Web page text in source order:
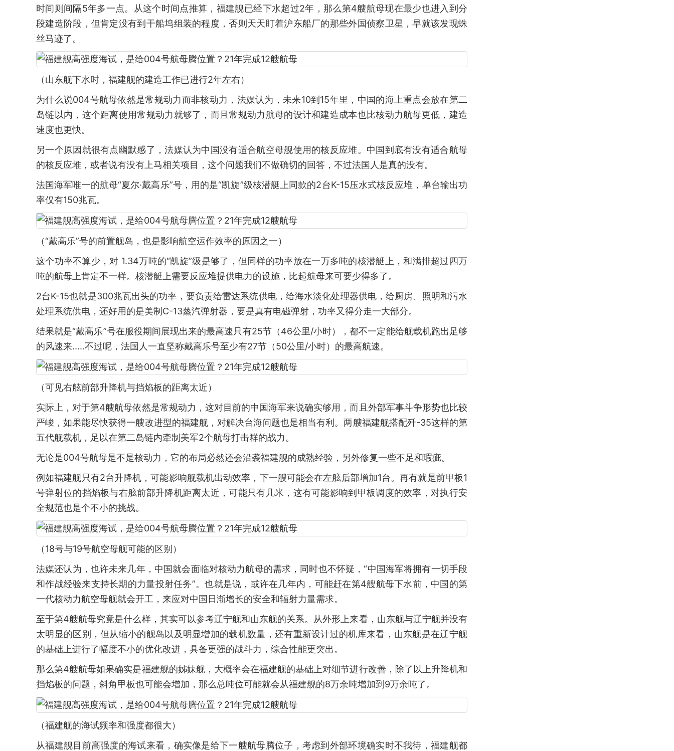
时间则间隔5年多一点。从这个时间点推算，福建舰已经下水超过2年，那么第4艘航母现在最少也进入到分
段建造阶段，但肯定没有到干船坞组装的程度，否则天天盯着沪东船厂的那些外国侦察卫星，早就该发现蛛
丝马迹了。
（山东舰下水时，福建舰的建造工作已进行2年左右）
为什么说004号航母依然是常规动力而非核动力，法媒认为，未来10到15年里，中国的海上重点会放在第二
岛链以内，这个距离使用常规动力就够了，而且常规动力航母的设计和建造成本也比核动力航母更低，建造
速度也更快。
另一个原因就很有点幽默感了，法媒认为中国没有适合航空母舰使用的核反应堆。中国到底有没有适合航母
的核反应堆，或者说有没有上马相关项目，这个问题我们不做确切的回答，不过法国人是真的没有。
法国海军唯一的航母“夏尔·戴高乐”号，用的是“凯旋”级核潜艇上同款的2台K-15压水式核反应堆，单台输出功
率仅有150兆瓦。
（“戴高乐”号的前置舰岛，也是影响航空运作效率的原因之一）
这个功率不算少，对 1.34万吨的“凯旋”级是够了，但同样的功率放在一万多吨的核潜艇上，和满排超过四万
吨的航母上肯定不一样。核潜艇上需要反应堆提供电力的设施，比起航母来可要少得多了。
2台K-15也就是300兆瓦出头的功率，要负责给雷达系统供电，给海水淡化处理器供电，给厨房、照明和污水
处理系统供电，还好用的是美制C-13蒸汽弹射器，要是真有电磁弹射，功率又得分走一大部分。
结果就是“戴高乐”号在服役期间展现出来的最高速只有25节（46公里/小时），都不一定能给舰载机跑出足够
的风速来.....不过呢，法国人一直坚称戴高乐号至少有27节（50公里/小时）的最高航速。
（可见右舷前部升降机与挡焰板的距离太近）
实际上，对于第4艘航母依然是常规动力，这对目前的中国海军来说确实够用，而且外部军事斗争形势也比较
严峻，如果能尽快获得一艘改进型的福建舰，对解决台海问题也是相当有利。两艘福建舰搭配歼-35这样的第
五代舰载机，足以在第二岛链内牵制美军2个航母打击群的战力。
无论是004号航母是不是核动力，它的布局必然还会沿袭福建舰的成熟经验，另外修复一些不足和瑕疵。
例如福建舰只有2台升降机，可能影响舰载机出动效率，下一艘可能会在左舷后部增加1台。再有就是前甲板1
号弹射位的挡焰板与右舷前部升降机距离太近，可能只有几米，这有可能影响到甲板调度的效率，对执行安
全规范也是个不小的挑战。
（18号与19号航空母舰可能的区别）
法媒还认为，也许未来几年，中国就会面临对核动力航母的需求，同时也不怀疑，“中国海军将拥有一切手段
和作战经验来支持长期的力量投射任务”。也就是说，或许在几年内，可能赶在第4艘航母下水前，中国的第
一代核动力航空母舰就会开工，来应对中国日渐增长的安全和辐射力量需求。
至于第4艘航母究竟是什么样，其实可以参考辽宁舰和山东舰的关系。从外形上来看，山东舰与辽宁舰并没有
太明显的区别，但从缩小的舰岛以及明显增加的载机数量，还有重新设计过的机库来看，山东舰是在辽宁舰
的基础上进行了幅度不小的优化改进，具备更强的战斗力，综合性能更突出。
那么第4艘航母如果确实是福建舰的姊妹舰，大概率会在福建舰的基础上对细节进行改善，除了以上升降机和
挡焰板的问题，斜角甲板也可能会增加，那么总吨位可能就会从福建舰的8万余吨增加到9万余吨了。
（福建舰的海试频率和强度都很大）
从福建舰目前高强度的海试来看，确实像是给下一艘航母腾位子，考虑到外部环境确实时不我待，福建舰都